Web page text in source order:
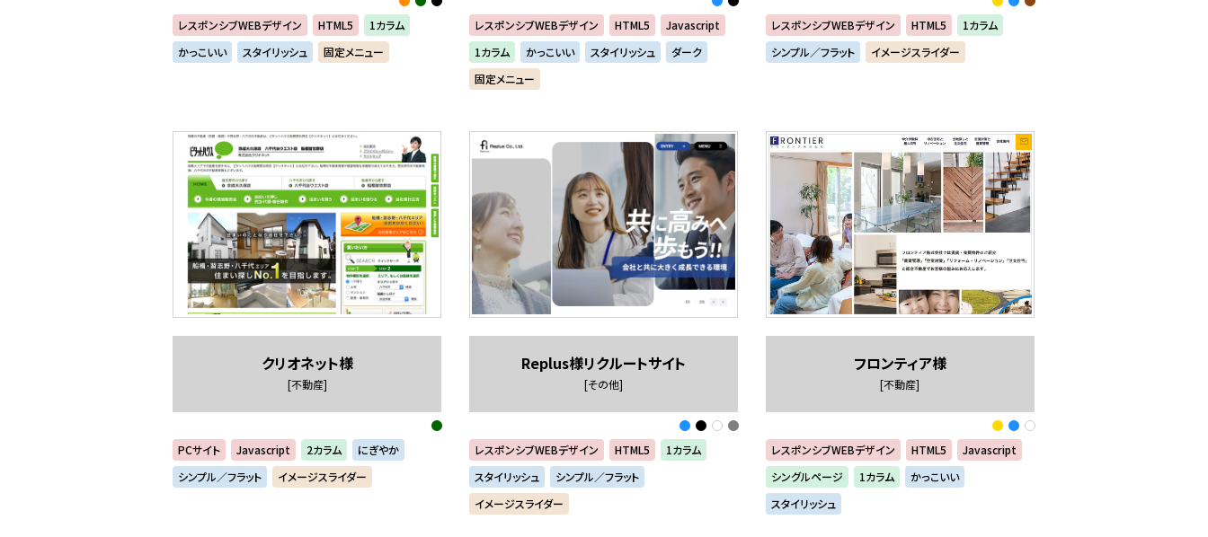
レスポンシブWEBデザイン HTML5
1カラム
かっこいい
スタイリッシュ 固定メニュー
レスポンシブWEBデザイン HTML5
Javascript
1カラム
かっこいい スタイリッシュ
ダーク
固定メニュー
レスポンシブWEBデザイン HTML5
1カラム
シンプル／フラット
イメージスライダー
クリオネット様
[不動産]
PCサイト Javascript 2カラム
にぎやか
シンプル／フラット
イメージスライダー
Replus様リクルートサイト
[その他]
レスポンシブWEBデザイン HTML5
1カラム
スタイリッシュ
シンプル／フラット
イメージスライダー
フロンティア様
[不動産]
レスポンシブWEBデザイン HTML5
Javascript
シングルページ
1カラム
かっこいい
スタイリッシュ